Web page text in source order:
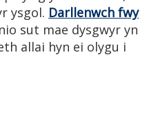
ysgol. Darllenwch fwy
sut mae dysgwyr yn
allai hyn ei olygu i